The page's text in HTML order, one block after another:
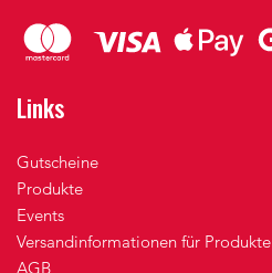
Links
Gutscheine
Produkte
Events
Versandinformationen für Produkte
AGB